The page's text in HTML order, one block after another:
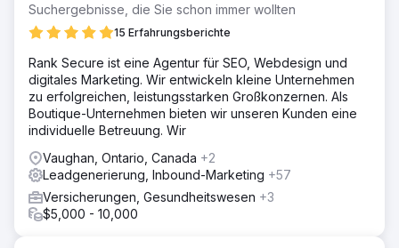
Suchergebnisse, die Sie schon immer wollten
15 Erfahrungsberichte
Rank Secure ist eine Agentur für SEO, Webdesign und
digitales Marketing. Wir entwickeln kleine Unternehmen
zu erfolgreichen, leistungsstarken Großkonzernen. Als
Boutique-Unternehmen bieten wir unseren Kunden eine
individuelle Betreuung. Wir
Vaughan, Ontario, Canada +2
Leadgenerierung, Inbound-Marketing +57
Versicherungen, Gesundheitswesen +3
$5,000 - 10,000